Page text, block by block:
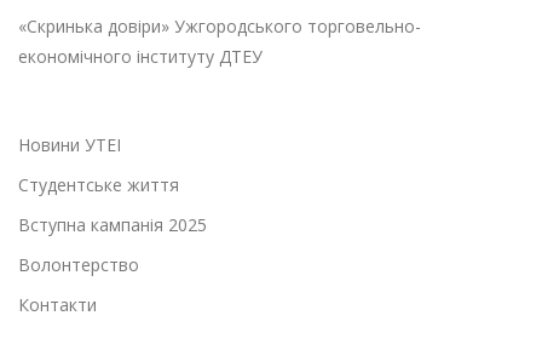
«Скринька довіри» Ужгородського торговельно-
економічного інституту ДТЕУ
Новини УТЕІ
Студентське життя
Вступна кампанія 2025
Волонтерство
Контакти